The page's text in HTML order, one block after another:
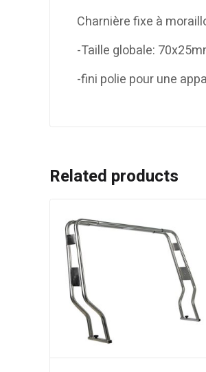
Charnière fixe à
-Taille globale:
-fini polie pour une
Related products